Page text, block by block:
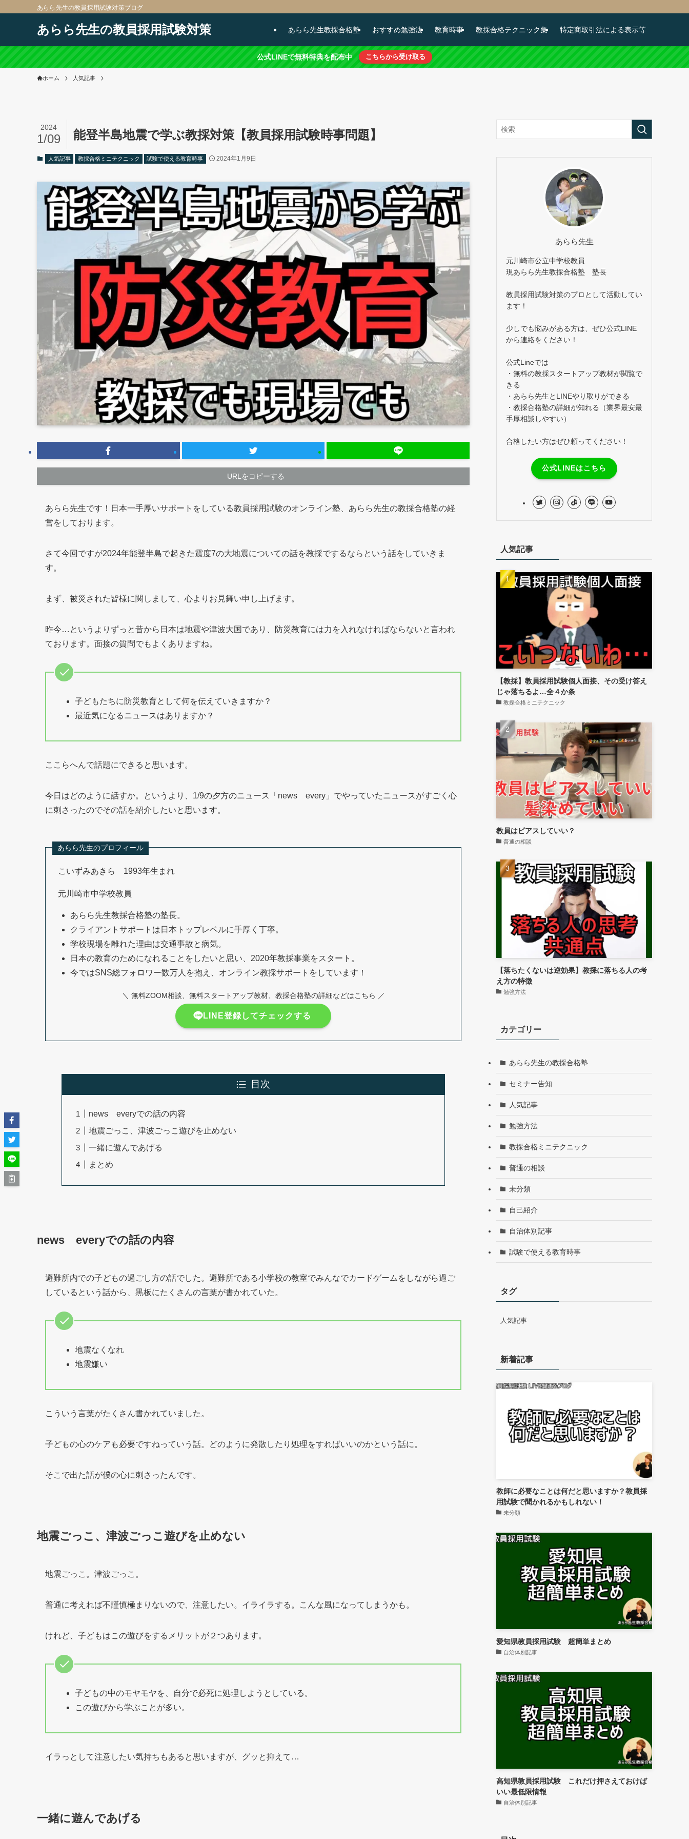
あらら先生の教員採用試験対策ブログ
あらら先生の教員採用試験対策 あらら先生教採合格塾 おすすめ勉強法 教育時事 教採合格テクニック集 特定商取引法による表示等
公式LINEで無料特典を配布中 こちらから受け取る
ホーム 人気記事
能登半島地震で学ぶ教採対策【教員採用試験時事問題】
2024
1/09
人気記事 教採合格ミニテクニック 試験で使える教育時事 2024年1月9日
URLをコピーする
あらら先生です！日本一手厚いサポートをしている教員採用試験のオンライン塾、あらら先生の教採合格塾の経
営をしております。
さて今回ですが2024年能登半島で起きた震度7の大地震についての話を教採でするならという話をしていきま
す。
まず、被災された皆様に関しまして、心よりお見舞い申し上げます。
昨今…というよりずっと昔から日本は地震や津波大国であり、防災教育には力を入れなければならないと言われ
ております。面接の質問でもよくありますね。
子どもたちに防災教育として何を伝えていきますか？
最近気になるニュースはありますか？
ここらへんで話題にできると思います。
今日はどのように話すか。というより、1/9の夕方のニュース「news every」でやっていたニュースがすごく心
に刺さったのでその話を紹介したいと思います。
あらら先生のプロフィール
こいずみあきら 1993年生まれ
元川崎市中学校教員
あらら先生教採合格塾の塾長。
クライアントサポートは日本トップレベルに手厚く丁寧。
学校現場を離れた理由は交通事故と病気。
日本の教育のためになれることをしたいと思い、2020年教採事業をスタート。
今ではSNS総フォロワー数万人を抱え、オンライン教採サポートをしています！
＼ 無料ZOOM相談、無料スタートアップ教材、教採合格塾の詳細などはこちら ／
LINE登録してチェックする
目次
news everyでの話の内容
地震ごっこ、津波ごっこ遊びを止めない
一緒に遊んであげる
まとめ
news everyでの話の内容
避難所内での子どもの過ごし方の話でした。避難所である小学校の教室でみんなでカードゲームをしながら過ご
しているという話から、黒板にたくさんの言葉が書かれていた。
地震なくなれ
地震嫌い
こういう言葉がたくさん書かれていました。
子どもの心のケアも必要ですねっていう話。どのように発散したり処理をすればいいのかという話に。
そこで出た話が僕の心に刺さったんです。
地震ごっこ、津波ごっこ遊びを止めない
地震ごっこ。津波ごっこ。
普通に考えれば不謹慎極まりないので、注意したい。イライラする。こんな風になってしまうかも。
けれど、子どもはこの遊びをするメリットが２つあります。
子どもの中のモヤモヤを、自分で必死に処理しようとしている。
この遊びから学ぶことが多い。
イラっとして注意したい気持ちもあると思いますが、グッと抑えて…
一緒に遊んであげる
あらら先生
元川崎市公立中学校教員
現あらら先生教採合格塾 塾長
教員採用試験対策のプロとして活動してい
ます！
少しでも悩みがある方は、ぜひ公式LINE
から連絡をください！
公式Lineでは
・無料の教採スタートアップ教材が閲覧で
きる
・あらら先生とLINEやり取りができる
・教採合格塾の詳細が知れる（業界最安最
手厚相談しやすい）
合格したい方はぜひ頼ってください！
公式LINEはこちら
人気記事
【教採】教員採用試験個人面接、その受け答え
じゃ落ちるよ…全４か条
教採合格ミニテクニック
教員はピアスしていい？
普通の相談
【落ちたくないは逆効果】教採に落ちる人の考
え方の特徴
勉強方法
カテゴリー
あらら先生の教採合格塾
セミナー告知
人気記事
勉強方法
教採合格ミニテクニック
普通の相談
未分類
自己紹介
自治体別記事
試験で使える教育時事
タグ
人気記事
新着記事
教師に必要なことは何だと思いますか？教員採
用試験で聞かれるかもしれない！
未分類
愛知県教員採用試験 超簡単まとめ
自治体別記事
高知県教員採用試験 これだけ押さえておけば
いい最低限情報
自治体別記事